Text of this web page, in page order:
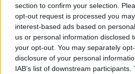
section to confirm your selection.
opt-out request is processed you
interest-based ads based on
us or personal information disclosed
your opt-out. You may separately
disclosure of your personal
IAB’s list of downstream